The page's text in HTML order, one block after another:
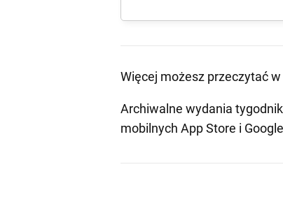
Więcej możesz przeczytać w
Archiwalne wydania
mobilnych App Store i